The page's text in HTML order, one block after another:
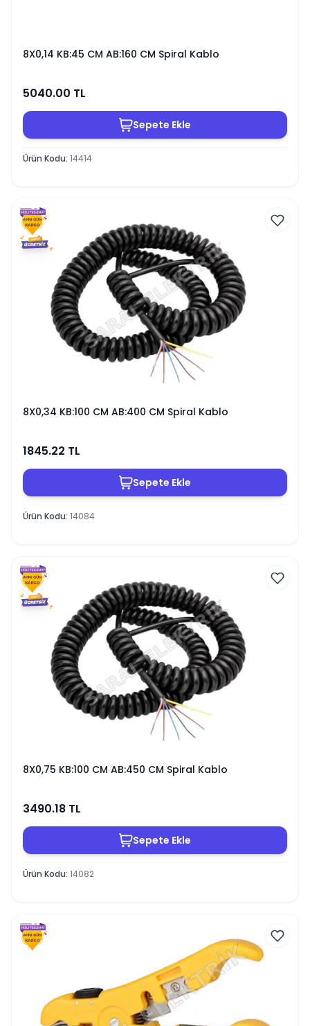
8X0,14 KB:45 CM AB:160 CM Spiral Kablo
5040.00 TL
Sepete Ekle
Ürün Kodu: 14414
8X0,34 KB:100 CM AB:400 CM Spiral Kablo
1845.22 TL
Sepete Ekle
Ürün Kodu: 14084
8X0,75 KB:100 CM AB:450 CM Spiral Kablo
3490.18 TL
Sepete Ekle
Ürün Kodu: 14082